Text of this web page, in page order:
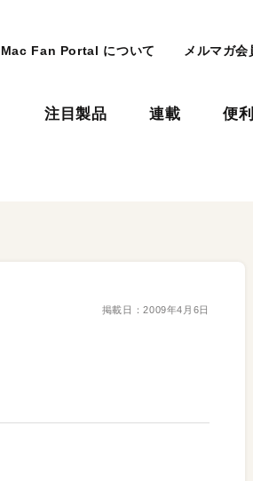
Mac Fan Portal について メルマガ会
注目製品 連載 便
掲載日：2009年4月6日